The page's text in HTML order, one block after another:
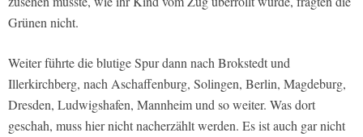
Grünen nicht.
Weiter führte die blutige Spur dann nach Brokstedt und
Illerkirchberg, nach Aschaffenburg, Solingen, Berlin, Magdeburg,
Dresden, Ludwigshafen, Mannheim und so weiter. Was dort
geschah, muss hier nicht nacherzählt werden. Es ist auch gar nicht